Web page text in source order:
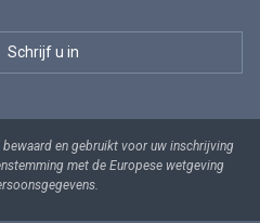
en gebruikt voor uw inschrijving
met de Europese wetgeving